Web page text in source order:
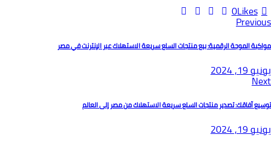
0Likes
تصفّح
المقالات
Previous
مواكبة الموجة الرقمية: بيع منتجات السلع سريعة الاستهلاك عبر الإنترنت في مصر
يونيو 19, 2024
Next
توسيع آفاقك: تصدير منتجات السلع سريعة الاستهلاك من مصر إلى العالم
يونيو 19, 2024